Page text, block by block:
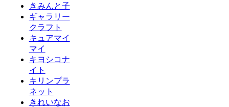
きみんと子
ギャラリー
クラフト
キュアマイ
マイ
キヨシコナ
イト
キリンプラ
ネット
きれいなお